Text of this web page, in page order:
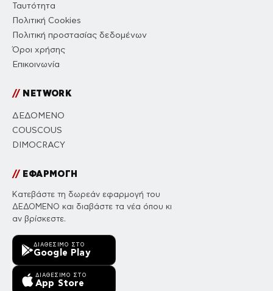
Ταυτότητα
Πολιτική Cookies
Πολιτική προστασίας δεδομένων
Όροι χρήσης
Επικοινωνία
//NETWORK
ΔΕΔΟΜΕΝΟ
COUSCOUS
DIMOCRACY
//ΕΦΑΡΜΟΓΗ
Κατεβάστε τη δωρεάν εφαρμογή του
ΔΕΔΟΜΕΝΟ και διαβάστε τα νέα όπου κι
αν βρίσκεστε.
ΔΙΑΘΈΣΙΜΟ ΣΤΟ
Google Play
ΔΙΑΘΈΣΙΜΟ ΣΤΟ
App Store